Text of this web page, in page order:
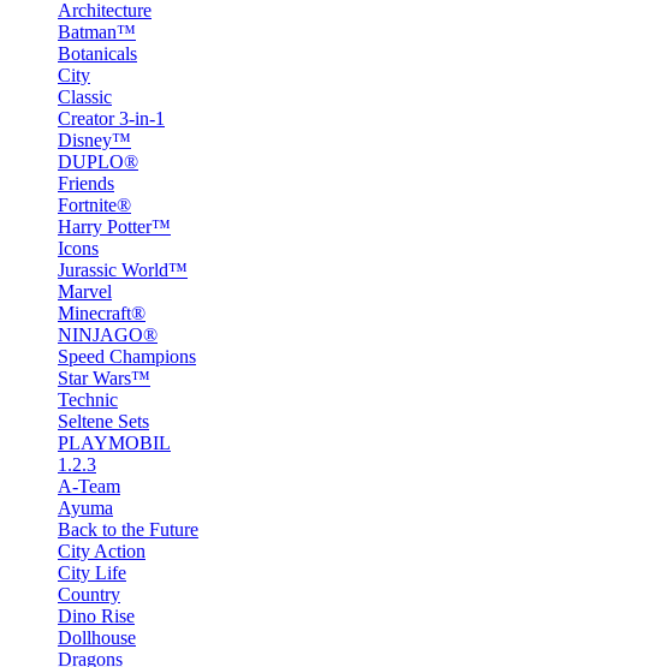
Architecture
Batman™
Botanicals
City
Classic
Creator 3-in-1
Disney™
DUPLO®
Friends
Fortnite®
Harry Potter™
Icons
Jurassic World™
Marvel
Minecraft®
NINJAGO®
Speed Champions
Star Wars™
Technic
Seltene Sets
PLAYMOBIL
1.2.3
A-Team
Ayuma
Back to the Future
City Action
City Life
Country
Dino Rise
Dollhouse
Dragons